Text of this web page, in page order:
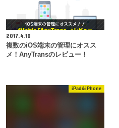
2017.4.10
複数のiOS端末の管理にオスス
メ！AnyTransのレビュー！
iPad&iPhone